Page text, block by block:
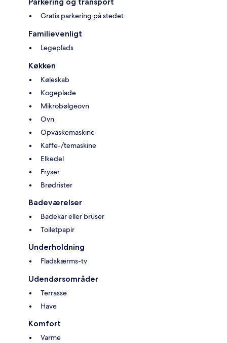
Gratis parkering på stedet
Familievenligt
Legeplads
Køkken
Køleskab
Kogeplade
Mikrobølgeovn
Ovn
Opvaskemaskine
Kaffe-/temaskine
Elkedel
Fryser
Brødrister
Badeværelser
Badekar eller bruser
Toiletpapir
Underholdning
Fladskærms-tv
Udendørsområder
Terrasse
Have
Komfort
Varme